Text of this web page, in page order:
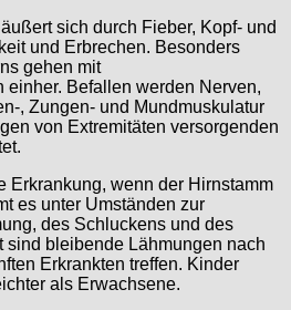
sich durch Fieber, Kopf- und
und Erbrechen. Besonders
gehen mit
einher. Befallen werden Nerven,
, Zungen- und Mundmuskulatur
von Extremitäten versorgenden
Erkrankung, wenn der Hirnstamm
es unter Umständen zur
des Schluckens und des
sind bleibende Lähmungen nach
Erkrankten treffen. Kinder
als Erwachsene.